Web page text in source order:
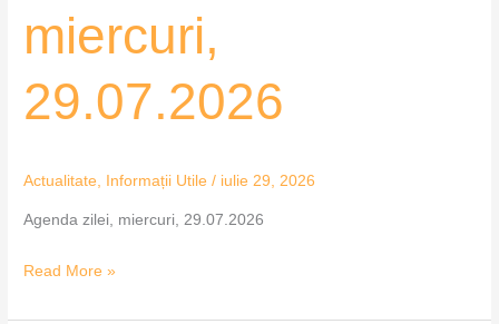
miercuri,
29.07.2026
Actualitate Informații Utile / iulie 29, 2026
Agenda zilei, miercuri, 29.07.2026
Read More »